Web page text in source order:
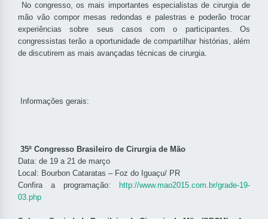
No congresso, os mais importantes especialistas de cirurgia de
mão vão compor mesas redondas e palestras e poderão trocar
experiências sobre seus casos com o participantes. Os
congressistas terão a oportunidade de compartilhar histórias, além
de discutirem as mais avançadas técnicas de cirurgia.
Informações gerais:
35º Congresso Brasileiro de Cirurgia de Mão
Data: de 19 a 21 de março
Local: Bourbon Cataratas – Foz do Iguaçu/ PR
Confira a programação:
http://www.mao2015.com.br/grade-19-
03.php